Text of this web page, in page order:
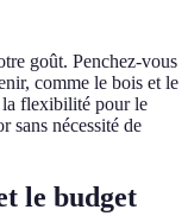
goût. Penchez-vous
comme le bois et le
la flexibilité pour le
sans nécessité de
le budget